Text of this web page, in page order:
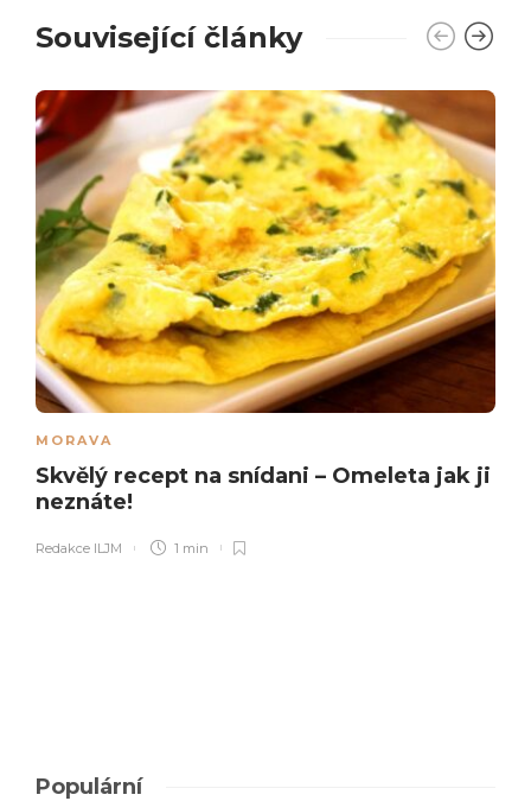
Související články
MORAVA
Skvělý recept na snídani – Omeleta jak ji
neznáte!
Redakce ILJM 1 min
Populární